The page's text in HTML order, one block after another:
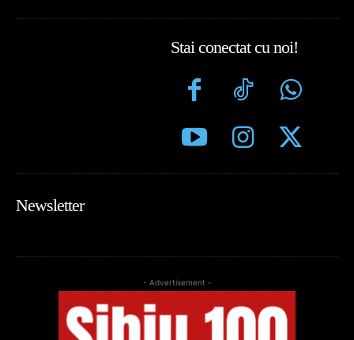
Stai conectat cu noi!
Newsletter
- Advertisement -